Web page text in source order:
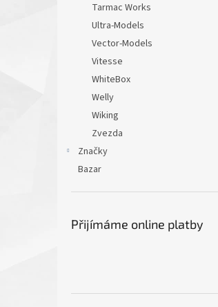
Tarmac Works
Ultra-Models
Vector-Models
Vitesse
WhiteBox
Welly
Wiking
Zvezda
Značky
Bazar
Přijímáme online platby